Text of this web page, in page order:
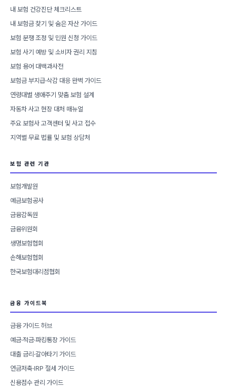
내 보험 건강진단 체크리스트
내 보험금 찾기 및 숨은 자산 가이드
보험 분쟁 조정 및 민원 신청 가이드
보험 사기 예방 및 소비자 권리 지침
보험 용어 대백과사전
보험금 부지급·삭감 대응 완벽 가이드
연령대별 생애주기 맞춤 보험 설계
자동차 사고 현장 대처 매뉴얼
주요 보험사 고객센터 및 사고 접수
지역별 무료 법률 및 보험 상담처
보험 관련 기관
보험개발원
예금보험공사
금융감독원
금융위원회
생명보험협회
손해보험협회
한국보험대리점협회
금융 가이드북
금융 가이드 허브
예금·적금·파킹통장 가이드
대출 금리·갈아타기 가이드
연금저축·IRP 절세 가이드
신용점수 관리 가이드